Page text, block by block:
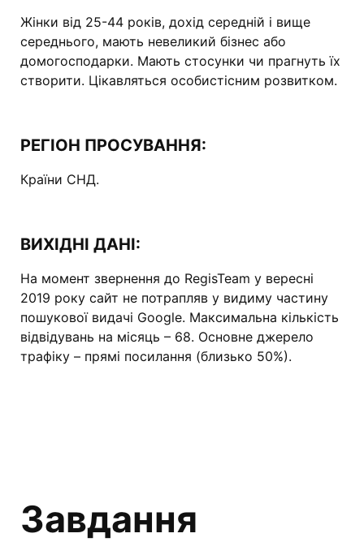
Жінки від 25-44 років, дохід середній і вище
середнього, мають невеликий бізнес або
домогосподарки. Мають стосунки чи прагнуть їх
створити. Цікавляться особистісним розвитком.
РЕГІОН ПРОСУВАННЯ:
Країни СНД.
ВИХІДНІ ДАНІ:
На момент звернення до RegisTeam у вересні
2019 року сайт не потрапляв у видиму частину
пошукової видачі Google. Максимальна кількість
відвідувань на місяць – 68. Основне джерело
трафіку – прямі посилання (близько 50%).
Завдання